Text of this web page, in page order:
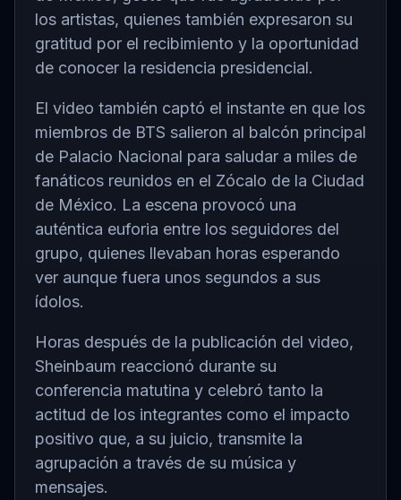
los artistas, quienes también expresaron su
gratitud por el recibimiento y la oportunidad
de conocer la residencia presidencial.
El video también captó el instante en que los
miembros de BTS salieron al balcón principal
de Palacio Nacional para saludar a miles de
fanáticos reunidos en el Zócalo de la Ciudad
de México. La escena provocó una
auténtica euforia entre los seguidores del
grupo, quienes llevaban horas esperando
ver aunque fuera unos segundos a sus
ídolos.
Horas después de la publicación del video,
Sheinbaum reaccionó durante su
conferencia matutina y celebró tanto la
actitud de los integrantes como el impacto
positivo que, a su juicio, transmite la
agrupación a través de su música y
mensajes.